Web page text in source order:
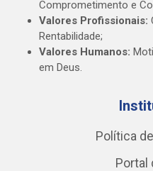
Comprometimento e
Valores Profissionais:
Rentabilidade;
Valores Humanos:
em Deus.
Política
Portal